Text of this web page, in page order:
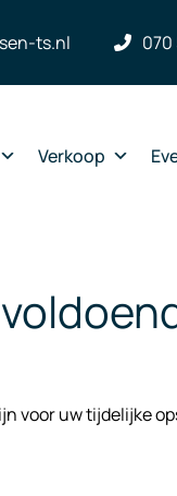
ts.nl 070
Verkoop
voor uw tijdelijke